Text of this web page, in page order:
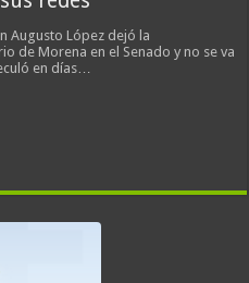
Augusto López dejó la
de Morena en el Senado y no se va
en días…